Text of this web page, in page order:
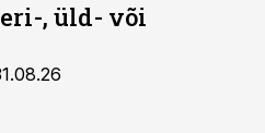
, üld- või